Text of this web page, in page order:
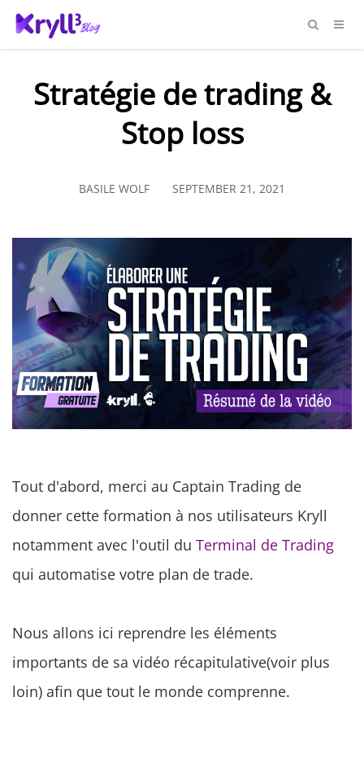
Stratégie de trading &
Stop loss
BASILE WOLF SEPTEMBER 21, 2021
Tout d'abord, merci au Captain Trading de
donner cette formation à nos utilisateurs Kryll
notamment avec l'outil du Terminal de Trading
qui automatise votre plan de trade.
Nous allons ici reprendre les éléments
importants de sa vidéo récapitulative(voir plus
loin) afin que tout le monde comprenne.